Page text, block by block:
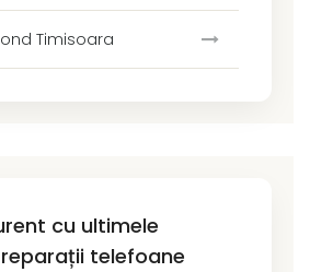
Timisoara
cu ultimele
telefoane